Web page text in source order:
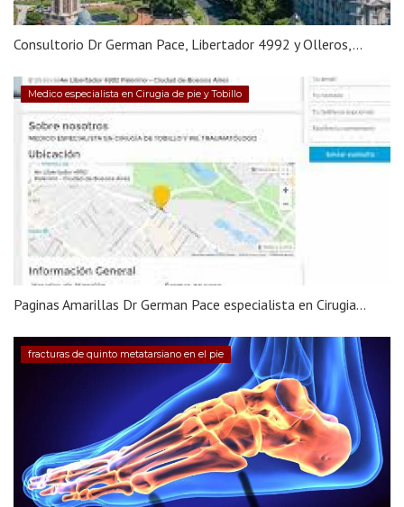
Consultorio Dr German Pace, Libertador 4992 y Olleros,...
Medico especialista en Cirugia de pie y Tobillo
Paginas Amarillas Dr German Pace especialista en Cirugia...
fracturas de quinto metatarsiano en el pie